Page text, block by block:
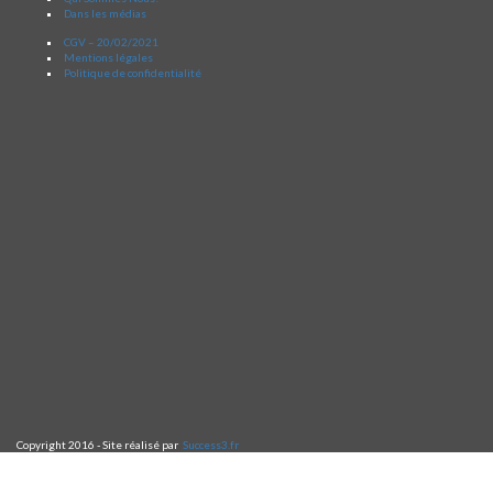
Dans les médias
CGV – 20/02/2021
Mentions légales
Politique de confidentialité
Copyright 2016 - Site réalisé par Success3.fr